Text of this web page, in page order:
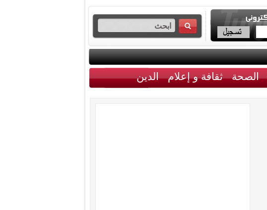
الصحة ثقافة و إعلام الدين